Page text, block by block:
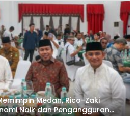
Medan, Rico-Zaki
Naik dan Pengangguran